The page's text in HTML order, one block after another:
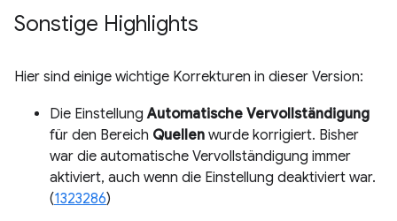
Sonstige Highlights
Hier sind einige wichtige Korrekturen in dieser Version:
Die EinstellungAutomatische Vervollständigung
für den Bereich Quellen wurde korrigiert. Bisher
war die automatische Vervollständigung immer
aktiviert, auch wenn die Einstellung deaktiviert war.
(1323286)